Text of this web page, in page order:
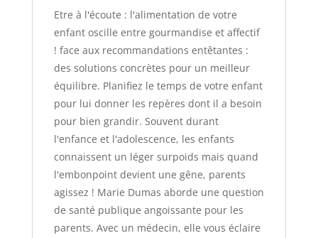
Etre à l'écoute : l'alimentation de votre
enfant oscille entre gourmandise et affectif
! face aux recommandations entêtantes :
des solutions concrètes pour un meilleur
équilibre. Planifiez le temps de votre enfant
pour lui donner les repères dont il a besoin
pour bien grandir. Souvent durant
l'enfance et l'adolescence, les enfants
connaissent un léger surpoids mais quand
l'embonpoint devient une gêne, parents
agissez ! Marie Dumas aborde une question
de santé publique angoissante pour les
parents. Avec un médecin, elle vous éclaire